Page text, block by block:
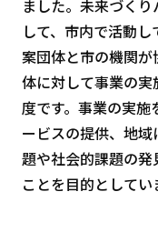
ました。未来づく
して、市内で活動
案団体と市の機関
体に対して事業の
度です。事業の実施
ービスの提供、地
題や社会的課題の
ことを目的としてい